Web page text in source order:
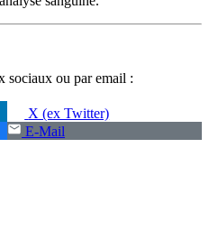
sociaux ou par email :
X (ex Twitter)
E-Mail